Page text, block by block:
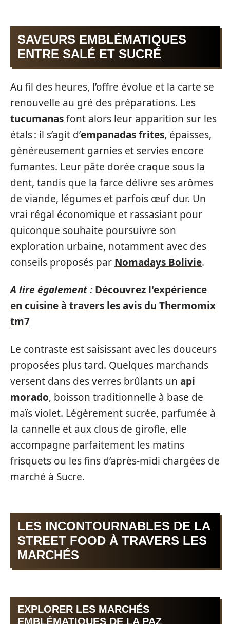
SAVEURS EMBLÉMATIQUES
ENTRE SALÉ ET SUCRÉ
Au fil des heures, l’offre évolue et la carte se
renouvelle au gré des préparations. Les
tucumanasfont alors leur apparition sur les
étals : il s’agit d’empanadas frites, épaisses,
généreusement garnies et servies encore
fumantes. Leur pâte dorée craque sous la
dent, tandis que la farce délivre ses arômes
de viande, légumes et parfois œuf dur. Un
vrai régal économique et rassasiant pour
quiconque souhaite poursuivre son
exploration urbaine, notamment avec des
conseils proposés par Nomadays Bolivie.
A lire également : Découvrez l'expérience
en cuisine à travers les avis du Thermomix
tm7
Le contraste est saisissant avec les douceurs
proposées plus tard. Quelques marchands
versent dans des verres brûlants un api
morado, boisson traditionnelle à base de
maïs violet. Légèrement sucrée, parfumée à
la cannelle et aux clous de girofle, elle
accompagne parfaitement les matins
frisquets ou les fins d’après-midi chargées de
marché à Sucre.
LES INCONTOURNABLES DE LA
STREET FOOD À TRAVERS LES
MARCHÉS
EXPLORER LES MARCHÉS
EMBLÉMATIQUES DE LA PAZ